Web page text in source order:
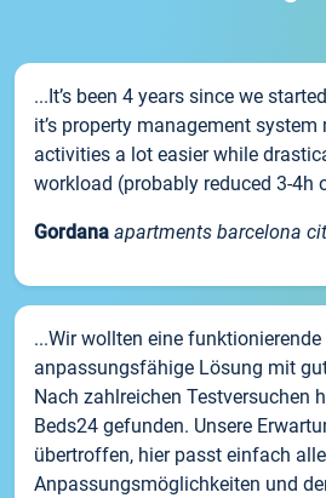
...It’s been 4 years since we
it’s property management
activities a lot easier while
workload (probably reduced 3-4h
Gordana apartments barcelona
...Wir wollten eine funktionierende
anpassungsfähige Lösung mit
Nach zahlreichen Testversuchen
Beds24 gefunden. Unsere
übertroffen, hier passt einfach
Anpassungsmöglichkeiten und